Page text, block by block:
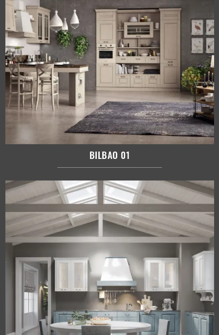
BILBAO 01